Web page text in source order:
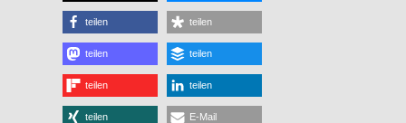
teilen teilen
teilen teilen
teilen teilen
teilen E-Mail